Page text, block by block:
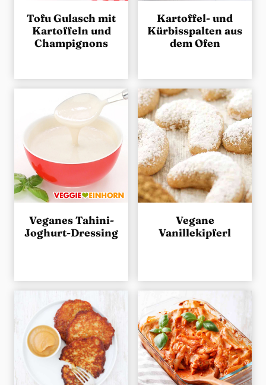
Tofu Gulasch mit
Kartoffeln und
Champignons
Kartoffel- und
Kürbisspalten aus
dem Ofen
Veganes Tahini-
Joghurt-Dressing
Vegane
Vanillekipferl